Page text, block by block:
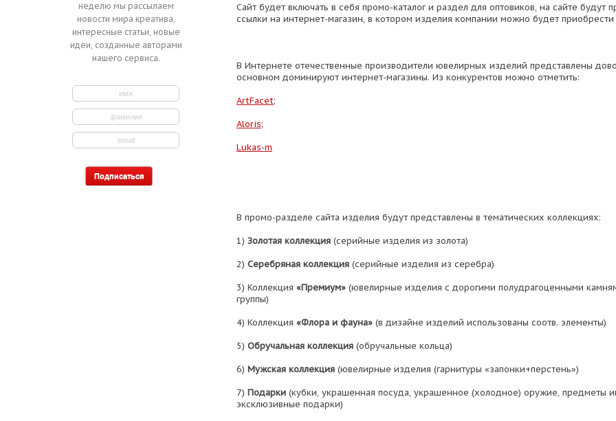
неделю мы рассылаем
новости мира креатива,
интересные статьи, новые
идеи, созданные авторами
нашего сервиса.
Сайт будет включать в себя промо-каталог и раздел для оптовиков, на сайте будут
ссылки на интернет-магазин, в котором изделия компании можно будет приобрести
В Интернете отечественные производители ювелирных изделий представлены
основном доминируют интернет-магазины. Из конкурентов можно отметить:
ArtFacet;
Aloris;
Lukas-m
В промо-разделе сайта изделия будут представлены в тематических коллекциях:
1) Золотая коллекция(серийные изделия из золота)
2) Серебряная коллекция(серийные изделия из серебра)
3) Коллекция «Премиум»(ювелирные изделия с дорогими полудрагоценными
группы)
4) Коллекция «Флора и фауна»(в дизайне изделий использованы соотв. элементы)
5) Обручальная коллекция(обручальные кольца)
6) Мужская коллекция(ювелирные изделия (гарнитуры «запонки+перстень»)
7) Подарки(кубки, украшенная посуда, украшенное (холодное) оружие, предметы
эксклюзивные подарки)